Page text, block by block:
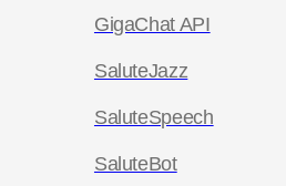
запросы
GigaChat API
SaluteJazz
SaluteSpeech
SaluteBot